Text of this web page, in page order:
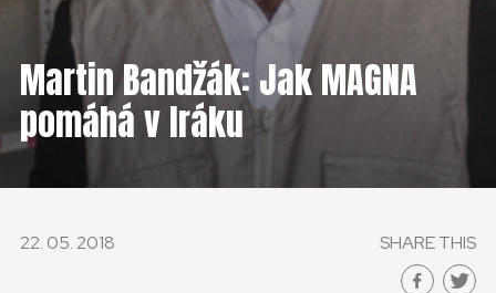
KONTAKTUJTE NÁS
ČESKÁ REPUBLIKA
Martin Bandžák: Jak MAGNA
pomáhá v Iráku
22. 05. 2018 SHARE THIS